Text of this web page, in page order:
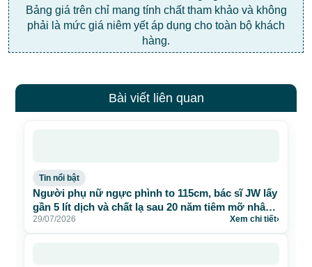
Bảng giá trên chỉ mang tính chất tham khảo và không
phải là mức giá niêm yết áp dụng cho toàn bộ khách
hàng.
Bài viết liên quan
Tin nổi bật
Người phụ nữ ngực phình to 115cm, bác sĩ JW lấy
gần 5 lít dịch và chất lạ sau 20 năm tiêm mỡ nhân
tạo
29/07/2026 Xem chi tiết›